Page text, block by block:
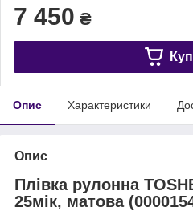
7 450 ₴
Опис Характеристики
Опис
Плівка рулонна
25мік, матова